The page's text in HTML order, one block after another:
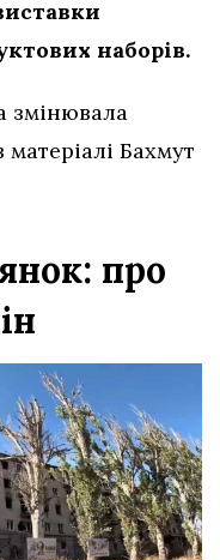
наборів.
змінювала
Бахмут
про